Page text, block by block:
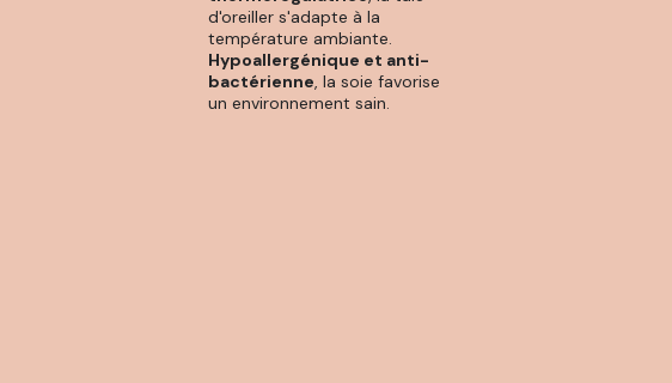
d'oreiller s'adapte à la
température ambiante.
Hypoallergénique et anti-
bactérienne, la soie favorise
un environnement sain.